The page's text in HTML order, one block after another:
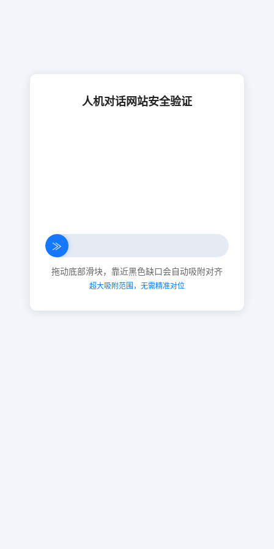
人机对话网站安全验证
≫
拖动底部滑块，靠近黑色缺口会自动吸附对齐
超大吸附范围，无需精准对位